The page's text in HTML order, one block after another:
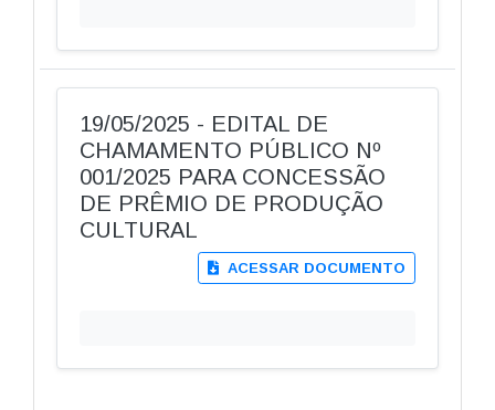
19/05/2025 - EDITAL DE
CHAMAMENTO PÚBLICO Nº
001/2025 PARA CONCESSÃO
DE PRÊMIO DE PRODUÇÃO
CULTURAL
ACESSAR DOCUMENTO